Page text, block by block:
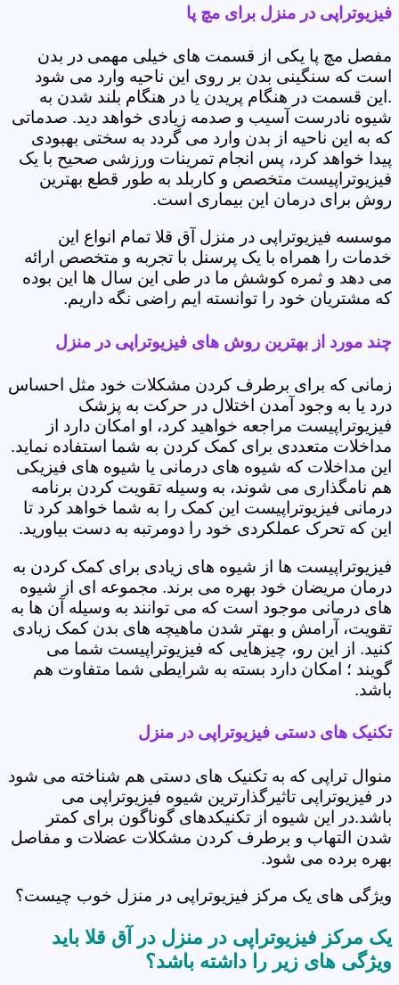
فیزیوتراپی در منزل برای مچ پا
مفصل مچ پا یکی از قسمت های خیلی مهمی در بدن
است که سنگینی بدن بر روی این ناحیه وارد می شود
.این قسمت در هنگام پریدن یا در هنگام بلند شدن به
شیوه نادرست آسیب و صدمه زیادی خواهد دید. صدماتی
که به این ناحیه از بدن وارد می گردد به سختی بهبودی
پیدا خواهد کرد، پس انجام تمرینات ورزشی صحیح با یک
فیزیوتراپیست متخصص و کاربلد به طور قطع بهترین
روش برای درمان این بیماری است.
موسسه فیزیوتراپی در منزل آق قلا تمام انواع این
خدمات را همراه با یک پرسنل با تجربه و متخصص ارائه
می دهد و ثمره کوشش ما در طی این سال ها این بوده
که مشتریان خود را توانسته ایم راضی نگه داریم.
چند مورد از بهترین روش های فیزیوتراپی در منزل
زمانی که برای برطرف کردن مشکلات خود مثل احساس
درد یا به وجود آمدن اختلال در حرکت به پزشک
فیزیوتراپیست مراجعه خواهید کرد، او امکان دارد از
مداخلات متعددی برای کمک کردن به شما استفاده نماید.
این مداخلات که شیوه های درمانی یا شیوه های فیزیکی
هم نامگذاری می شوند، به وسیله تقویت کردن برنامه
درمانی فیزیوتراپیست این کمک را به شما خواهد کرد تا
این که تحرک عملکردی خود را دومرتبه به دست بیاورید.
فیزیوتراپیست ها از شیوه های زیادی برای کمک کردن به
درمان مریضان خود بهره می برند. مجموعه ای از شیوه
های درمانی موجود است که می توانند به وسیله آن ها به
تقویت، آرامش و بهتر شدن ماهیچه های بدن کمک زیادی
کنید. از این رو، چیزهایی که فیزیوتراپیست شما می
گویند ؛ امکان دارد بسته به شرایطی شما متفاوت هم
باشد.
تکنیک های دستی فیزیوتراپی در منزل
منوال تراپی که به تکنیک های دستی هم شناخته می شود
در فیزیوتراپی تاثیرگذارترین شیوه فیزیوتراپی می
باشد.در این شیوه از تکنیکدهای گوناگون برای کمتر
شدن التهاب و برطرف کردن مشکلات عضلات و مفاصل
بهره برده می شود.
ویژگی های یک مرکز فیزیوتراپی در منزل خوب چیست؟
یک مرکز فیزیوتراپی در منزل در آق قلا باید
ویژگی های زیر را داشته باشد؟